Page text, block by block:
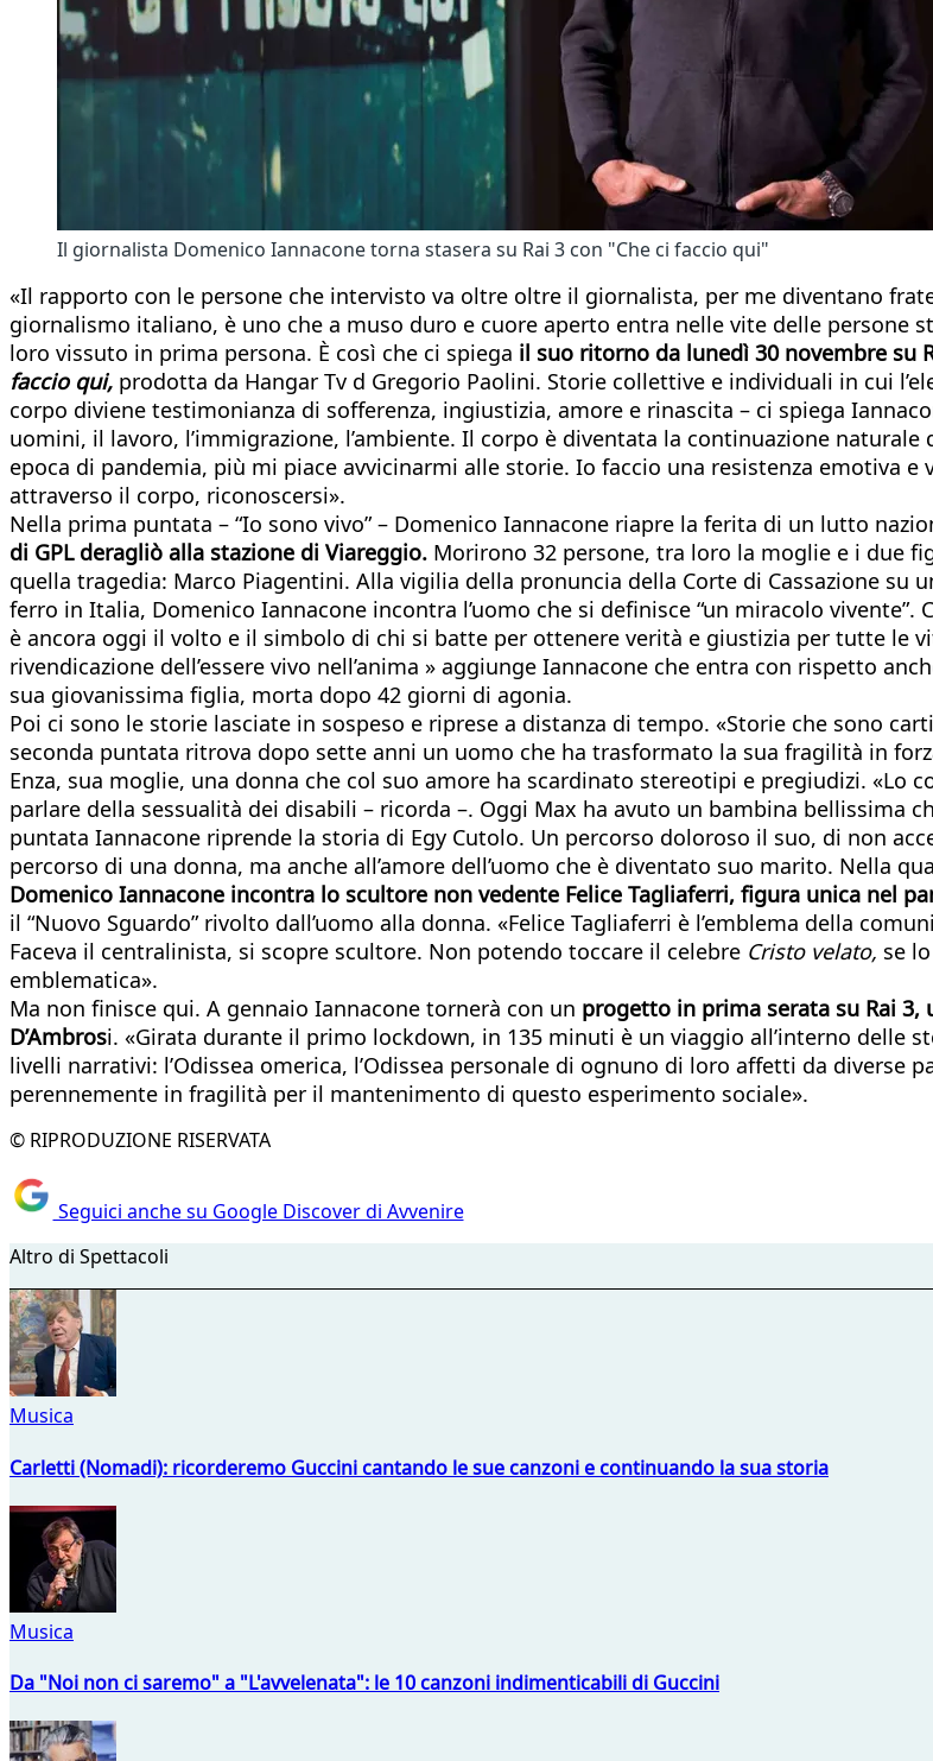
Il giornalista Domenico Iannacone torna stasera su Rai 3 con "Che ci faccio qui"
«Il rapporto con le persone che intervisto va oltre oltre il giornalista, per me diventano
giornalismo italiano, è uno che a muso duro e cuore aperto entra nelle vite delle persone
loro vissuto in prima persona. È così che ci spiega il suo ritorno da lunedì 30 novembre su
faccio qui, prodotta da Hangar Tv d Gregorio Paolini. Storie collettive e individuali in cui
corpo diviene testimonianza di sofferenza, ingiustizia, amore e rinascita – ci spiega
uomini, il lavoro, l’immigrazione, l’ambiente. Il corpo è diventata la continuazione
epoca di pandemia, più mi piace avvicinarmi alle storie. Io faccio una resistenza emotiva e
attraverso il corpo, riconoscersi».
Nella prima puntata – “Io sono vivo” – Domenico Iannacone riapre la ferita di un lutto
di GPL deragliò alla stazione di Viareggio. Morirono 32 persone, tra loro la moglie e i due
quella tragedia: Marco Piagentini. Alla vigilia della pronuncia della Corte di Cassazione
ferro in Italia, Domenico Iannacone incontra l’uomo che si definisce “un miracolo
è ancora oggi il volto e il simbolo di chi si batte per ottenere verità e giustizia per tutte le
rivendicazione dell’essere vivo nell’anima » aggiunge Iannacone che entra con rispetto
sua giovanissima figlia, morta dopo 42 giorni di agonia.
Poi ci sono le storie lasciate in sospeso e riprese a distanza di tempo. «Storie che sono
seconda puntata ritrova dopo sette anni un uomo che ha trasformato la sua fragilità in
Enza, sua moglie, una donna che col suo amore ha scardinato stereotipi e pregiudizi. «Lo
parlare della sessualità dei disabili – ricorda –. Oggi Max ha avuto un bambina bellissima
puntata Iannacone riprende la storia di Egy Cutolo. Un percorso doloroso il suo, di non
percorso di una donna, ma anche all’amore dell’uomo che è diventato suo marito. Nella
Domenico Iannacone incontra lo scultore non vedente Felice Tagliaferri, figura unica nel
il “Nuovo Sguardo” rivolto dall’uomo alla donna. «Felice Tagliaferri è l’emblema della
Faceva il centralinista, si scopre scultore. Non potendo toccare il celebre Cristo velato, se
emblematica».
Ma non finisce qui. A gennaio Iannacone tornerà con un progetto in prima serata su Rai 3,
D’Ambrosi. «Girata durante il primo lockdown, in 135 minuti è un viaggio all’interno delle
livelli narrativi: l’Odissea omerica, l’Odissea personale di ognuno di loro affetti da diverse
perennemente in fragilità per il mantenimento di questo esperimento sociale».
© RIPRODUZIONE RISERVATA
Seguici anche su Google Discover di Avvenire
Altro di Spettacoli
Musica
Carletti (Nomadi): ricorderemo Guccini cantando le sue canzoni e continuando la sua storia
Musica
Da "Noi non ci saremo" a "L'avvelenata": le 10 canzoni indimenticabili di Guccini